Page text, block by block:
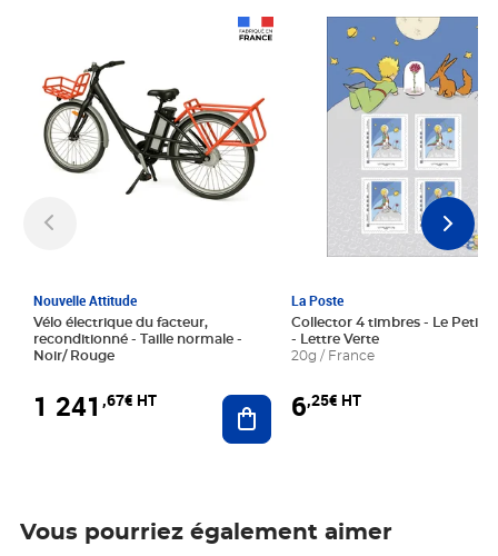
Nouvelle Attitude
Vélo électrique du facteur,
reconditionné - Taille normale -
Noir/ Rouge
1 241 ,67€ HT Ajouter au panier
La Poste
Collector 4 timbres - Le Petit
- Lettre Verte
20g / France
6,25€ HT
Prix 6,25€ HT
Vous pourriez également aimer